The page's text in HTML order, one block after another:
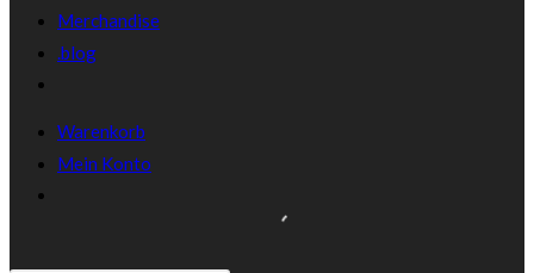
Merchandise
.blog
Warenkorb
Mein Konto